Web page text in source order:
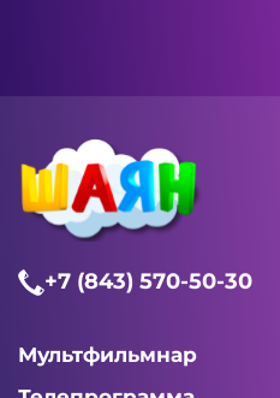
+7 (843) 570-50-30
Мультфильмнар